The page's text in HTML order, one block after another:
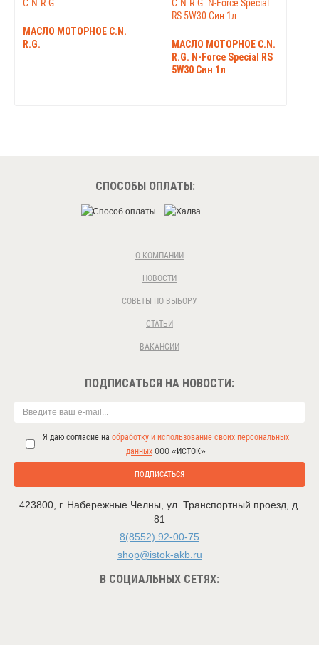
МАСЛО МОТОРНОЕ C.N.
R.G.
МАСЛО МОТОРНОЕ C.N.
R.G. N-Force Special RS
5W30 Син 1л
СПОСОБЫ ОПЛАТЫ:
О КОМПАНИИ
НОВОСТИ
СОВЕТЫ ПО ВЫБОРУ
СТАТЬИ
ВАКАНСИИ
ПОДПИСАТЬСЯ НА НОВОСТИ:
Я даю согласие на обработку и использование своих персональных
данныхООО «ИСТОК»
ПОДПИСАТЬСЯ
423800, г. Набережные Челны ул. Транспортный проезд, д.
81
8(8552) 92-00-75
shop@istok-akb.ru
В СОЦИАЛЬНЫХ СЕТЯХ: